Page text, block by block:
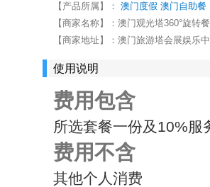
【产品所属】： 澳门度假 澳门自助餐
【商家名称】： 澳门观光塔360°旋转
【商家地址】： 澳门旅游塔会展娱乐
使用说明
费用包含
所选套餐一份及10%服
费用不含
其他个人消费